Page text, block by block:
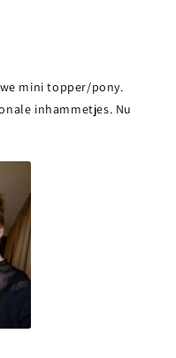
mini topper/pony.
inhammetjes. Nu